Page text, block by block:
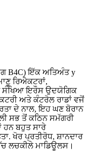
B4C) ਇੱਕ ਅਤਿਅੰਤ y
ਰਿਐਕਟਰਾਂ,
ਸੰਖਿਆ ਇਰੌਸ ਉਦਯੋਗਿਕ
ਅਤੇ ਕੰਟਰੋਲ ਰਾਡਾਂ ਵਜੋਂ
ਦੇ ਨਾਲ, ਇਹ ਘਣ ਬੋਰਾਨ
ਸਭ ਤੋਂ ਕਠਿਨ ਸਮੱਗਰੀ
ਹਨ ਬਹੁਤ ਸਾਰੇ
ਖੋਰ ਪ੍ਰਤੀਰੋਧ, ਸ਼ਾਨਦਾਰ
ਲਚਕੀਲੇ ਮਾਡਿਊਲਸ।